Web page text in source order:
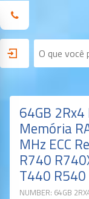
64GB
Memória
MHz ECC
R740
T440
NUMBER: 64GB